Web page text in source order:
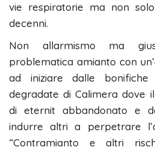
vie respiratorie ma non
decenni.
Non allarmismo ma
problematica amianto con
ad iniziare dalle
degradate di Calimera dove
di eternit abbandonato e
indurre altri a perpetrare
“Contramianto e altri